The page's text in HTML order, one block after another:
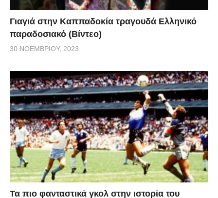
Γιαγιά στην Καππαδοκία τραγουδά Ελληνικό
παραδοσιακό (Βίντεο)
30 ΝΟΕΜΒΡΊΟΥ, 2023
Τα πιο φανταστικά γκολ στην ιστορία του